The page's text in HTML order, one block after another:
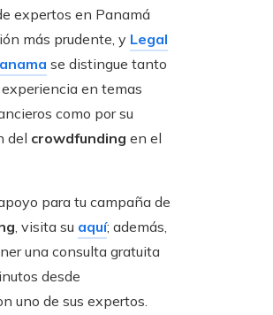
expertos en Panamá
más prudente, y Legal
se distingue tanto
en temas
como por su
del crowdfunding en el
para tu campaña de
, visita su aquí; además,
una consulta gratuita
desde
uno de sus expertos.